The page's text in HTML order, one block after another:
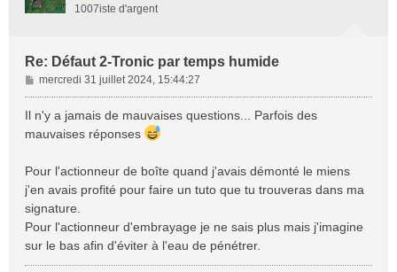
1007iste d'argent
Re: Défaut 2-Tronic par temps humide
M
e
s
e
mercredi 31 juillet 2024, 15:44:27
Il n'y a jamais de mauvaises questions... Parfois des
mauvaises réponses
Pour l'actionneur de boîte quand j'avais démonté le miens
j'en avais profité pour faire un tuto que tu trouveras dans ma
signature.
Pour l'actionneur d'embrayage je ne sais plus mais j'imagine
sur le bas afin d'éviter à l'eau de pénétrer.